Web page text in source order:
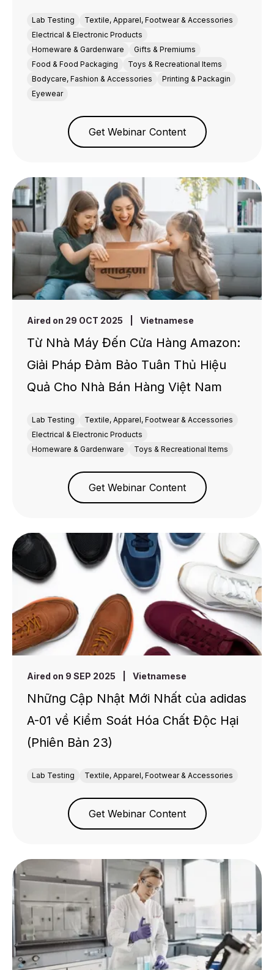
Lab Testing
Textile, Apparel, Footwear & Accessories
Electrical & Electronic Products
Homeware & Gardenware
Gifts & Premiums
Food & Food Packaging
Toys & Recreational Items
Bodycare, Fashion & Accessories
Printing & Packagin
Eyewear
Get Webinar Content
Aired on 29 OCT 2025 Vietnamese
Từ Nhà Máy Đến Cửa Hàng Amazon:
Giải Pháp Đảm Bảo Tuân Thủ Hiệu
Quả Cho Nhà Bán Hàng Việt Nam
Lab Testing
Textile, Apparel, Footwear & Accessories
Electrical & Electronic Products
Homeware & Gardenware
Toys & Recreational Items
Get Webinar Content
Aired on 9 SEP 2025 Vietnamese
Những Cập Nhật Mới Nhất của adidas
A-01 về Kiểm Soát Hóa Chất Độc Hại
(Phiên Bản 23)
Lab Testing Textile, Apparel, Footwear & Accessories
Get Webinar Content